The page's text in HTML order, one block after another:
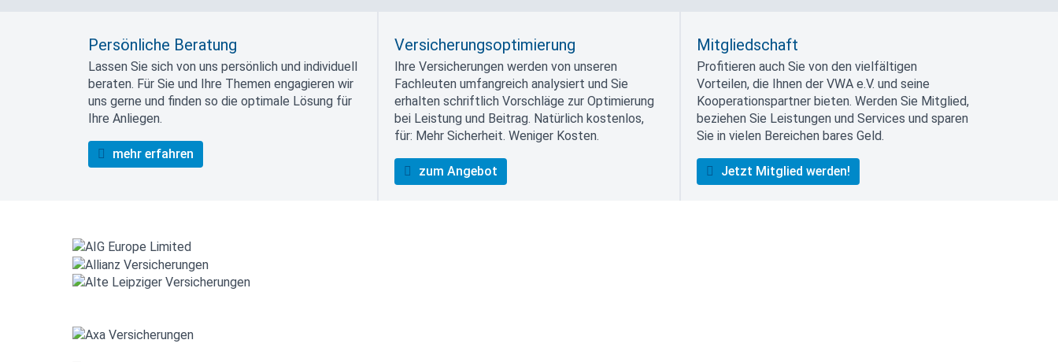
Persönliche Beratung
Lassen Sie sich von uns persönlich und individuell
beraten. Für Sie und Ihre Themen engagieren wir
uns gerne und finden so die optimale Lösung für
Ihre Anliegen.
mehr erfahren
Versicherungsoptimierung
Ihre Versicherungen werden von unseren
Fachleuten umfangreich analysiert und Sie
erhalten schriftlich Vorschläge zur Optimierung
bei Leistung und Beitrag. Natürlich kostenlos,
für: Mehr Sicherheit. Weniger Kosten.
zum Angebot
Mitgliedschaft
Profitieren auch Sie von den vielfältigen
Vorteilen, die Ihnen der VWA e.V. und seine
Kooperationspartner bieten. Werden Sie Mitglied,
beziehen Sie Leistungen und Services und sparen
Sie in vielen Bereichen bares Geld.
Jetzt Mitglied werden!